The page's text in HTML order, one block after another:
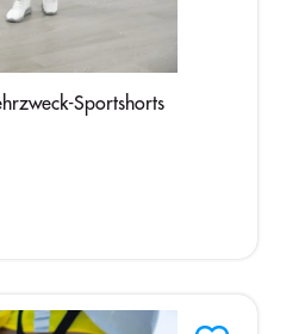
Sportshorts